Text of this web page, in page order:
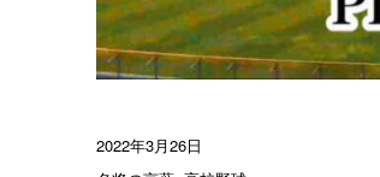
投
稿
2022年3月26日